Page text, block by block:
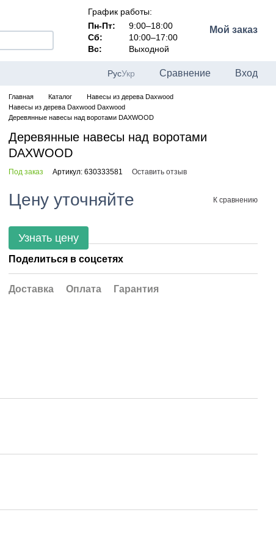
График работы:
Пн-Пт:
9:00–18:00
Сб:
10:00–17:00
Вс:
Выходной
Мой заказ
РусУкр Сравнение Вход
Главная Каталог
Навесы из дерева Daxwood
Навесы из дерева Daxwood Daxwood
Деревянные навесы над воротами DAXWOOD
Деревянные навесы над воротами
DAXWOOD
Под заказ Артикул: 630333581 Оставить отзыв
Цену уточняйте К сравнению
Узнать цену
Поделиться в соцсетях
Доставка Оплата Гарантия